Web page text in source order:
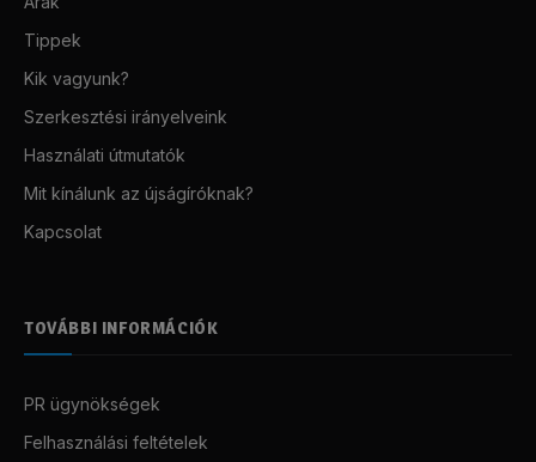
Tippek
Kik vagyunk?
Szerkesztési irányelveink
Használati útmutatók
Mit kínálunk az újságíróknak?
Kapcsolat
TOVÁBBI INFORMÁCIÓK
PR ügynökségek
Felhasználási feltételek